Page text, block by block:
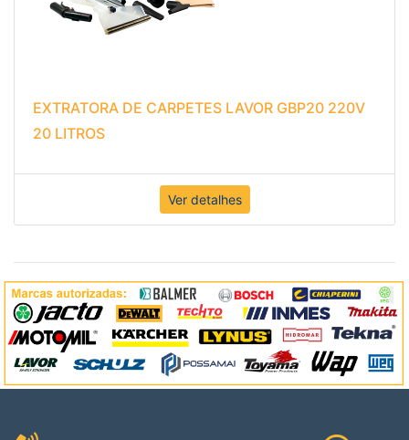
EXTRATORA DE CARPETES LAVOR GBP20 220V
20 LITROS
Ver detalhes